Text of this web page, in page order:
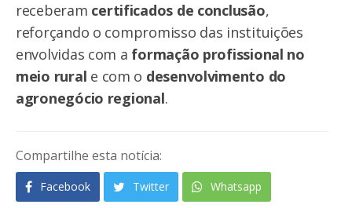
receberam certificados de conclusão,
reforçando o compromisso das instituições
envolvidas com a formação profissional no
meio rural e com o desenvolvimento do
agronegócio regional.
Compartilhe esta notícia:
Facebook Twitter Whatsapp